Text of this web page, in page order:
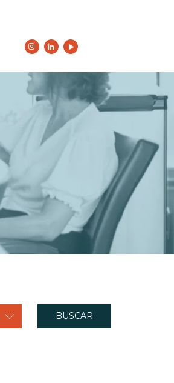
BUSCAR